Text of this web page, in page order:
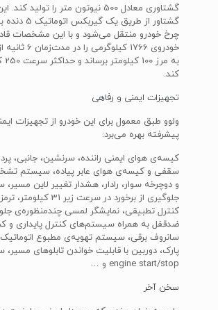
گشتاوری معادل 500 نیوتون متر را تولید
گشتاور از طریق یک
چرخ خودرو منتقل می‌شود و با این مشخصات
خودروی 1766
کند.
تجهیزات ایمنی و رفاهی
ولوو طبق معمول برای این خودرو از تجهیزات
پیشرفته بهره می‌برد:
کیسه‌ی هوای ایمنی راننده، سرنشین، جانبی،
سقفی و کیسه‌ی هوای عابر پیاده، سیستم
و دوچرخه سوار، رادار، هشدار تغییر لاین
جلوگیری از برخورد در سرعت
کنترل تطبیقی، نمایشگر لمسی چندمنظوره‌ی
ضدقفل به همراه سیستم‌های کنترل پایداری و
سانروف برقی، سیستم تهویه‌ی مطبوع
پارک، دوربین با قابلیت خواندن تابلوهای
engine start/stop و …
سخن آخر